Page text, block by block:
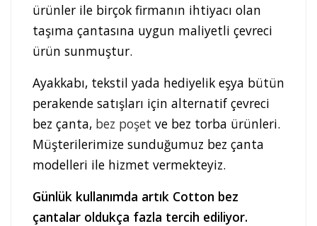
ürünler ile birçok firmanın ihtiyacı olan
taşıma çantasına uygun maliyetli çevreci
ürün sunmuştur.
Ayakkabı, tekstil yada hediyelik eşya bütün
perakende satışları için alternatif çevreci
bez çanta, bez poşet ve bez torba ürünleri.
Müşterilerimize sunduğumuz bez çanta
modelleri ile hizmet vermekteyiz.
Günlük kullanımda artık Cotton bez
çantalar oldukça fazla tercih ediliyor.